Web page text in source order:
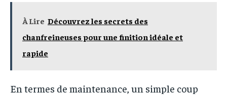
À Lire Découvrez les secrets des
chanfreineuses pour une finition idéale et
rapide
En termes de maintenance, un simple coup